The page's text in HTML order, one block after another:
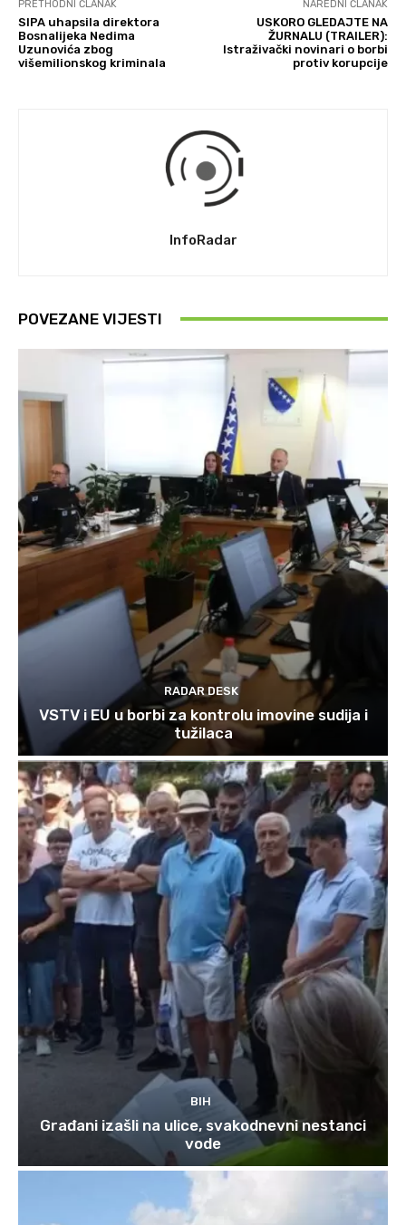
PRETHODNI ČLANAK
SIPA uhapsila direktora
Bosnalijeka Nedima
Uzunovića zbog
višemilionskog kriminala
NAREDNI ČLANAK
USKORO GLEDAJTE NA
ŽURNALU (TRAILER):
Istraživački novinari o borbi
protiv korupcije
InfoRadar
POVEZANE VIJESTI
RADAR DESK
VSTV i EU u borbi za kontrolu imovine sudija i
tužilaca
BIH
Građani izašli na ulice, svakodnevni nestanci
vode